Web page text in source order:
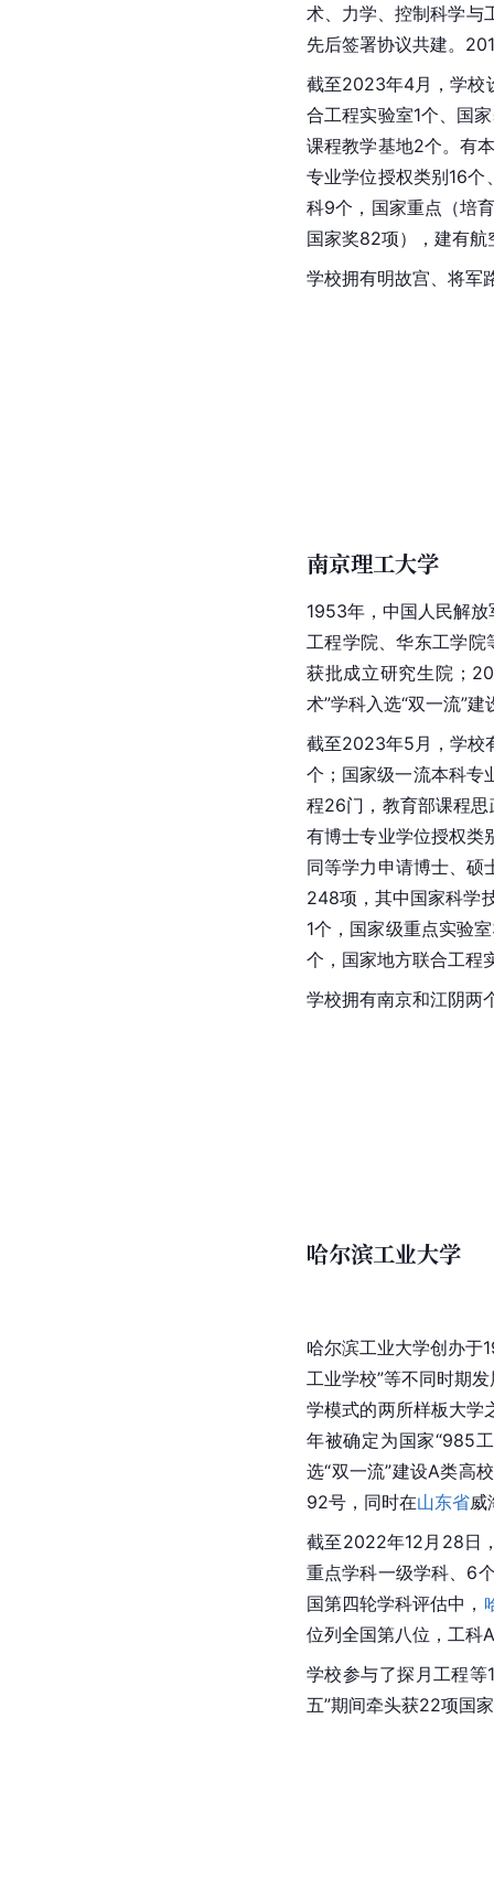
术、力学、控制科学与
先后签署协议共建。
截至2023年4月，学校
合工程实验室1个、国
课程教学基地2个。有
专业学位授权类别16个
科9个，国家重点（培
国家奖82项），建有航
学校拥有明故宫 、将军
南京理工大学
1953年，中国人民解
工程学院、华东工学院
获批成立研究生院；
术”学科入选“双一流”
截至2023年5月，学校
个；国家级一流本科专
程26门，教育部课程
有博士专业学位授权类
同等学力申请博士、硕
248项，其中国家科学
1个，国家级重点实验
个，国家地方联合工程
学校拥有南京和江阴两
哈尔滨工业大学
哈尔滨工业大学创办于
工业学校”等不同时期
学模式的两所样板大学
年被确定为国家“985
选“双一流”建设A类高
92号，同时在山东省威
截至2022年12月28日
重点学科一级学科、6
国第四轮学科评估中，
位列全国第八位，工科
学校参与了探月工程
五”期间牵头获22项国